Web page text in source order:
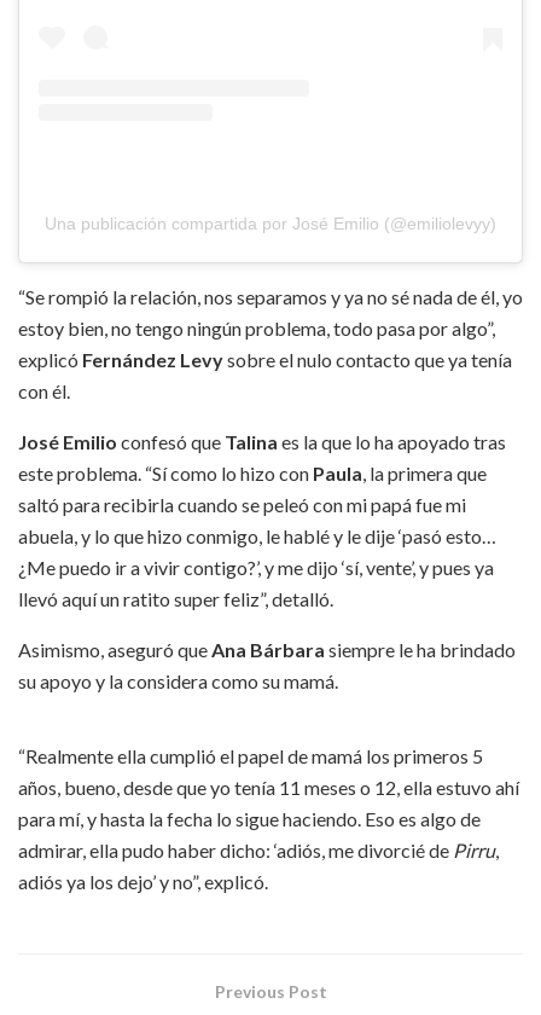
Una publicación compartida por José Emilio (@emiliolevyy)
“Se rompió la relación, nos separamos y ya no sé nada de él, yo
estoy bien, no tengo ningún problema, todo pasa por algo”,
explicó Fernández Levysobre el nulo contacto que ya tenía
con él.
José Emilio confesó que Talina es la que lo ha apoyado tras
este problema. “Sí como lo hizo con Paula, la primera que
saltó para recibirla cuando se peleó con mi papá fue mi
abuela, y lo que hizo conmigo, le hablé y le dije ‘pasó esto…
¿Me puedo ir a vivir contigo?’, y me dijo ‘sí, vente’, y pues ya
llevó aquí un ratito super feliz”, detalló.
Asimismo, aseguró queAna Bárbara siempre le ha brindado
su apoyo y la considera como su mamá.
“Realmente ella cumplió el papel de mamá los primeros 5
años, bueno, desde que yo tenía 11 meses o 12, ella estuvo ahí
para mí, y hasta la fecha lo sigue haciendo. Eso es algo de
admirar, ella pudo haber dicho: ‘adiós, me divorcié de Pirru,
adiós ya los dejo’ y no”, explicó.
Previous Post